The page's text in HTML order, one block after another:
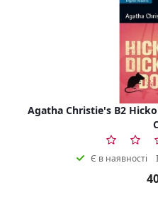
Agatha Christie's B2
Є в наявності